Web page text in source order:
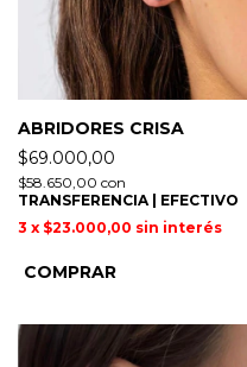
ABRIDORES CRISA
$69.000,00
$58.650,00 con
TRANSFERENCIA | EFECTIVO
3 x $23.000,00 sin interés